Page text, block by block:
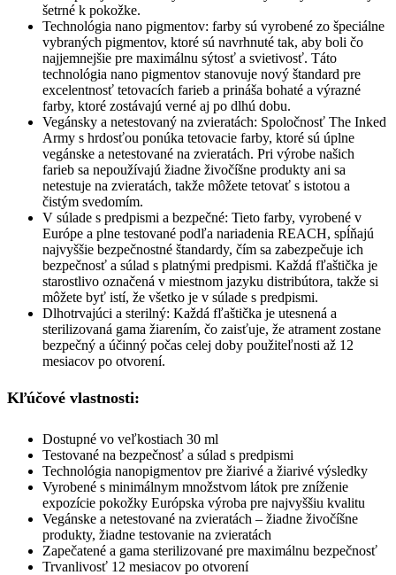
šetrné k pokožke.
Technológia nano pigmentov: farby sú vyrobené zo špeciálne
vybraných pigmentov, ktoré sú navrhnuté tak, aby boli čo
najjemnejšie pre maximálnu sýtosť a svietivosť. Táto
technológia nano pigmentov stanovuje nový štandard pre
excelentnosť tetovacích farieb a prináša bohaté a výrazné
farby, ktoré zostávajú verné aj po dlhú dobu.
Vegánsky a netestovaný na zvieratách: Spoločnosť The Inked
Army s hrdosťou ponúka tetovacie farby, ktoré sú úplne
vegánske a netestované na zvieratách. Pri výrobe našich
farieb sa nepoužívajú žiadne živočíšne produkty ani sa
netestuje na zvieratách, takže môžete tetovať s istotou a
čistým svedomím.
V súlade s predpismi a bezpečné: Tieto farby, vyrobené v
Európe a plne testované podľa nariadenia REACH, spĺňajú
najvyššie bezpečnostné štandardy, čím sa zabezpečuje ich
bezpečnosť a súlad s platnými predpismi. Každá fľaštička je
starostlivo označená v miestnom jazyku distribútora, takže si
môžete byť istí, že všetko je v súlade s predpismi.
Dlhotrvajúci a sterilný: Každá fľaštička je utesnená a
sterilizovaná gama žiarením, čo zaisťuje, že atrament zostane
bezpečný a účinný počas celej doby použiteľnosti až 12
mesiacov po otvorení.
Kľúčové vlastnosti:
Dostupné vo veľkostiach 30 ml
Testované na bezpečnosť a súlad s predpismi
Technológia nanopigmentov pre žiarivé a žiarivé výsledky
Vyrobené s minimálnym množstvom látok pre zníženie
expozície pokožky Európska výroba pre najvyššiu kvalitu
Vegánske a netestované na zvieratách – žiadne živočíšne
produkty, žiadne testovanie na zvieratách
Zapečatené a gama sterilizované pre maximálnu bezpečnosť
Trvanlivosť 12 mesiacov po otvorení